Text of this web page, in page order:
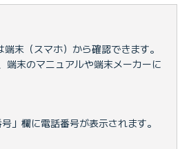
末（スマホ）から確認できます。
端末のマニュアルや端末メーカーに
」欄に電話番号が表示されます。